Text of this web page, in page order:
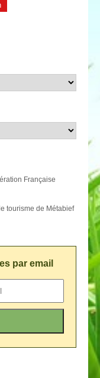
Française
tourisme de Métabief
par email